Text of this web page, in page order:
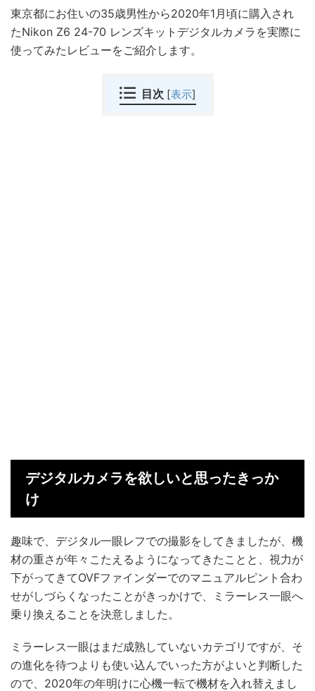
東京都にお住いの35歳男性から2020年1月頃に購入され
たNikon Z6 24-70 レンズキットデジタルカメラを実際に
使ってみたレビューをご紹介します。
目次 [表示]
デジタルカメラを欲しいと思ったきっか
け
趣味で、デジタル一眼レフでの撮影をしてきましたが、機
材の重さが年々こたえるようになってきたことと、視力が
下がってきてOVFファインダーでのマニュアルピント合わ
せがしづらくなったことがきっかけで、ミラーレス一眼へ
乗り換えることを決意しました。
ミラーレス一眼はまだ成熟していないカテゴリですが、そ
の進化を待つよりも使い込んでいった方がよいと判断した
ので、2020年の年明けに心機一転で機材を入れ替えまし